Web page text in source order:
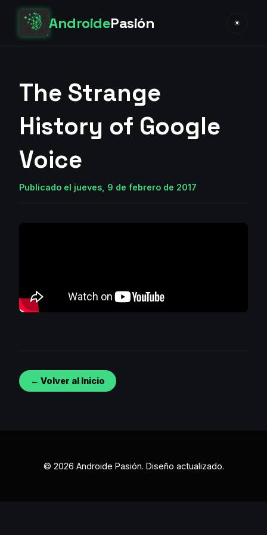
AndroidePasión ☀
The Strange
History of Google
Voice
Publicado el jueves, 9 de febrero de 2017
← Volver al Inicio
© 2026 Androide Pasión. Diseño actualizado.